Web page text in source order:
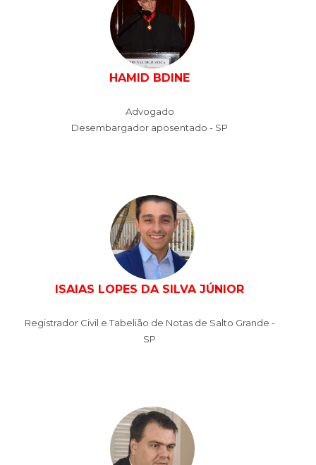
HAMID BDINE
Advogado
Desembargador aposentado - SP
ISAIAS LOPES DA SILVA JÚNIOR
Registrador Civil e Tabelião de Notas de Salto Grande -
SP